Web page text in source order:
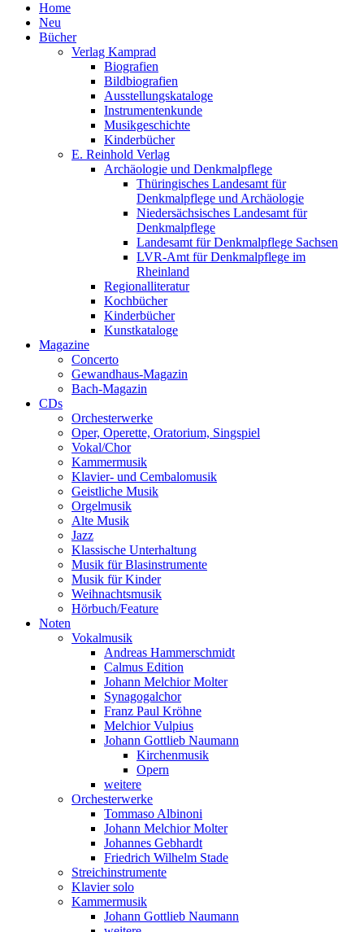
Home
Neu
Bücher
Verlag Kamprad
Biografien
Bildbiografien
Ausstellungskataloge
Instrumentenkunde
Musikgeschichte
Kinderbücher
E. Reinhold Verlag
Archäologie und Denkmalpflege
Thüringisches Landesamt für
Denkmalpflege und Archäologie
Niedersächsisches Landesamt für
Denkmalpflege
Landesamt für Denkmalpflege Sachsen
LVR-Amt für Denkmalpflege im
Rheinland
Regionalliteratur
Kochbücher
Kinderbücher
Kunstkataloge
Magazine
Concerto
Gewandhaus-Magazin
Bach-Magazin
CDs
Orchesterwerke
Oper, Operette, Oratorium, Singspiel
Vokal/Chor
Kammermusik
Klavier- und Cembalomusik
Geistliche Musik
Orgelmusik
Alte Musik
Jazz
Klassische Unterhaltung
Musik für Blasinstrumente
Musik für Kinder
Weihnachtsmusik
Hörbuch/Feature
Noten
Vokalmusik
Andreas Hammerschmidt
Calmus Edition
Johann Melchior Molter
Synagogalchor
Franz Paul Kröhne
Melchior Vulpius
Johann Gottlieb Naumann
Kirchenmusik
Opern
weitere
Orchesterwerke
Tommaso Albinoni
Johann Melchior Molter
Johannes Gebhardt
Friedrich Wilhelm Stade
Streichinstrumente
Klavier solo
Kammermusik
Johann Gottlieb Naumann